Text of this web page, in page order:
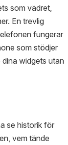
som vädret,
En trevlig
fungerar
som stödjer
widgets utan
se historik för
vem tände